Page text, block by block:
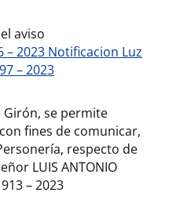
aviso
– 2023 Notificacion Luz
– 2023
Girón, se permite
fines de comunicar,
respecto de
LUIS ANTONIO
– 2023